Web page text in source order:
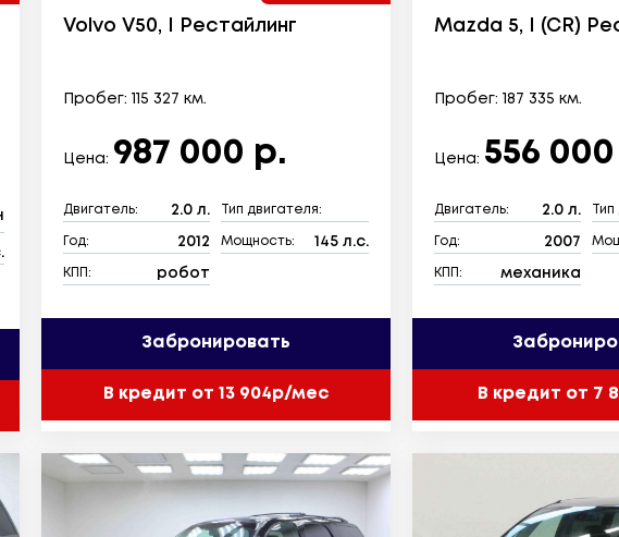
Volvo V50, I Рестайлинг
Пробег: 115 327 км.
Цена: 987 000 р.
Двигатель: 2.0 л. Тип двигателя:
Год: 2012 Мощность: 145 л.с.
КПП: робот
Забронировать
В кредит от 13 904р/мес
Mazda 5, I (CR)
Пробег: 187 335 км.
Цена: 556
Двигатель: 2.0 л.
Год: 2007
КПП: механика
В кредит от 7